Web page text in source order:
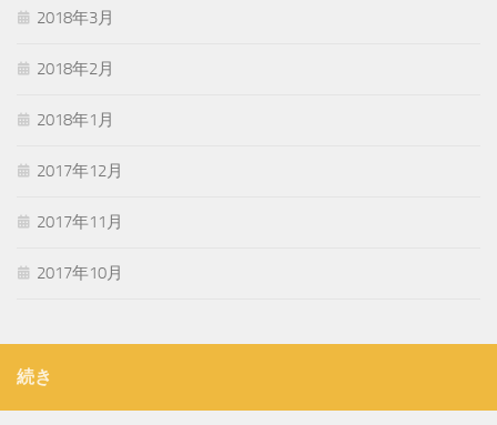
2018年3月
2018年2月
2018年1月
2017年12月
2017年11月
2017年10月
続き